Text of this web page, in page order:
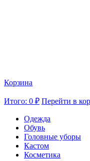
Корзина
Итого: 0 ₽ Перейти в
Одежда
Обувь
Головные уборы
Кастом
Косметика